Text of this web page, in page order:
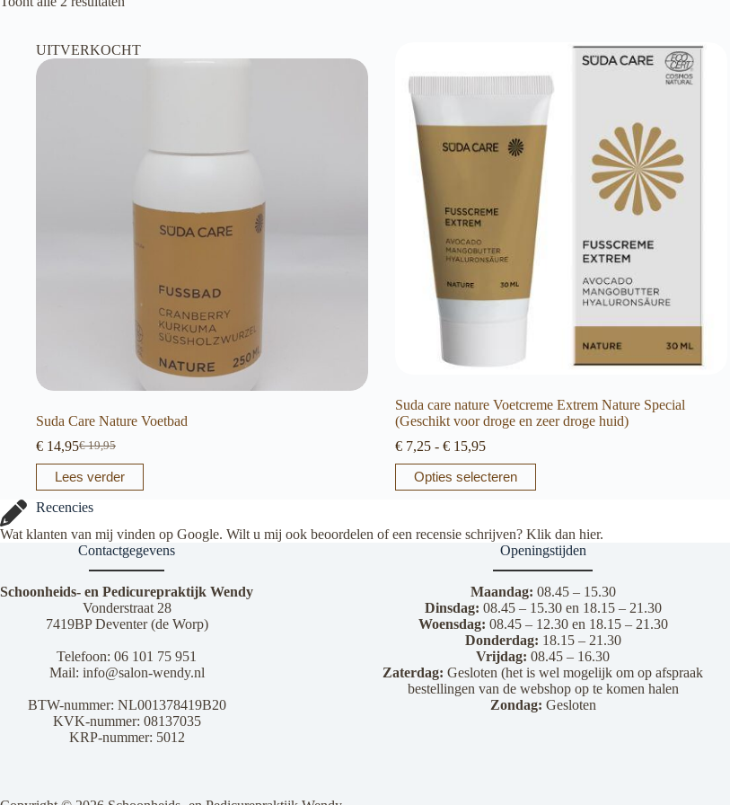
UITVERKOCHT
Suda Care Nature Voetbad
€19,95
Oorspronkelijke
prijs
was:
€ 19,95.
€ 14,95Huidige
prijs
is:
€ 14,95.
Lees verder
Suda care nature Voetcreme Extrem Nature Special
(Geschikt voor droge en zeer droge huid)
€7,25 - €15,95Prijsklasse:
€ 7,25
tot
€ 15,95
Opties selecteren
product
variaties.
gekozen
worden
productpagina
Recencies
Wat klanten van mij vinden op Google. Wilt u mij ook beoordelen of een recensie schrijven? Klik dan hier.
Contactgegevens
Schoonheids- en Pedicurepraktijk Wendy
Vonderstraat 28
7419BP Deventer (de Worp)
Telefoon: 06 101 75 951
Mail: info@salon-wendy.nl
BTW-nummer: NL001378419B20
KVK-nummer: 08137035
KRP-nummer: 5012
Openingstijden
Maandag: 08.45 – 15.30
Dinsdag: 08.45 – 15.30 en 18.15 – 21.30
Woensdag: 08.45 – 12.30 en 18.15 – 21.30
Donderdag: 18.15 – 21.30
Vrijdag: 08.45 – 16.30
Zaterdag:Gesloten (het is wel mogelijk om op afspraak
bestellingen van de webshop op te komen halen
Zondag: Gesloten